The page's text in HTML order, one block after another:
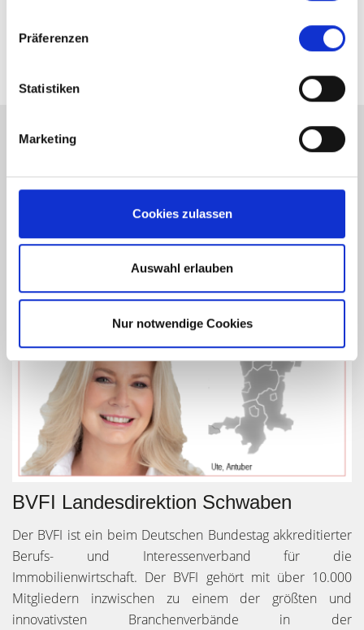
haben oder die sie im Rahmen Ihrer Nutzung der Dienste
Präferenzen
Statistiken
Marketing
Cookies zulassen
Auswahl erlauben
Nur notwendige Cookies
BVFI Landesdirektion Schwaben
Der BVFI ist ein beim Deutschen Bundestag akkreditierter
Berufs- und Interessenverband für die
Immobilienwirtschaft. Der BVFI gehört mit über 10.000
Mitgliedern inzwischen zu einem der größten und
innovativsten Branchenverbände in der